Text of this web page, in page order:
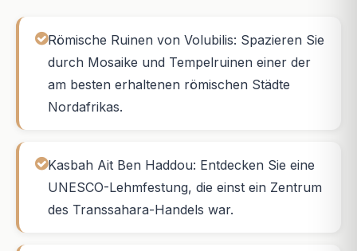
Römische Ruinen von Volubilis: Spazieren Sie
durch Mosaike und Tempelruinen einer der
am besten erhaltenen römischen Städte
Nordafrikas.
Kasbah Ait Ben Haddou: Entdecken Sie eine
UNESCO-Lehmfestung, die einst ein Zentrum
des Transsahara-Handels war.